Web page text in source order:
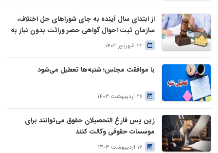
از ابتدای سال آینده به جای شوراهای حل اختلاف،
سازمان ثبت احوال گواهی حصر وراثت بدون نیاز به
درخواست وراث صادر خواهد کرد
22 شهریور 1403
با موافقت مجلس؛ شنبه‌ها تعطیل می‌شود
26 اردیبهشت 1403
زین پس فارغ التحصیلان حقوق می‌توانند برای
موسسات حقوقی وکالت کنند
17 اردیبهشت 1403